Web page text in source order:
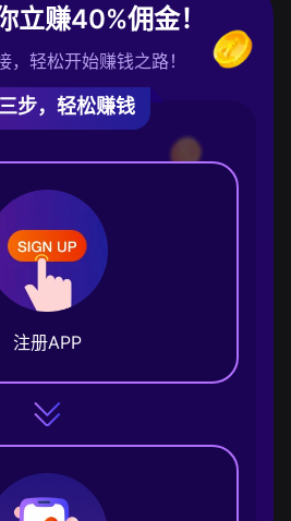
立赚40%佣金！
，轻松开始赚钱之路！
步，轻松赚钱
注册APP